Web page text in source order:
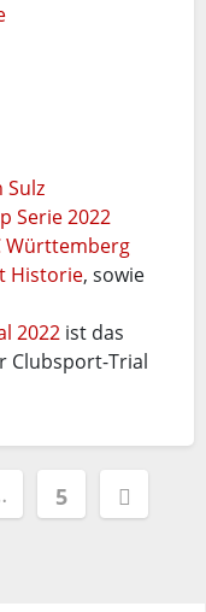
Sulz
Serie 2022
Württemberg
Historie, sowie
2022 ist das
Clubsport-Trial
5